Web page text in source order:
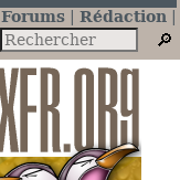
Forums
Rédaction